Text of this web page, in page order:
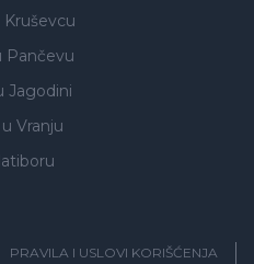
Kruševcu
Pančevu
Jagodini
u Vranju
PRAVILA I USLOVI KORIŠĆENJA